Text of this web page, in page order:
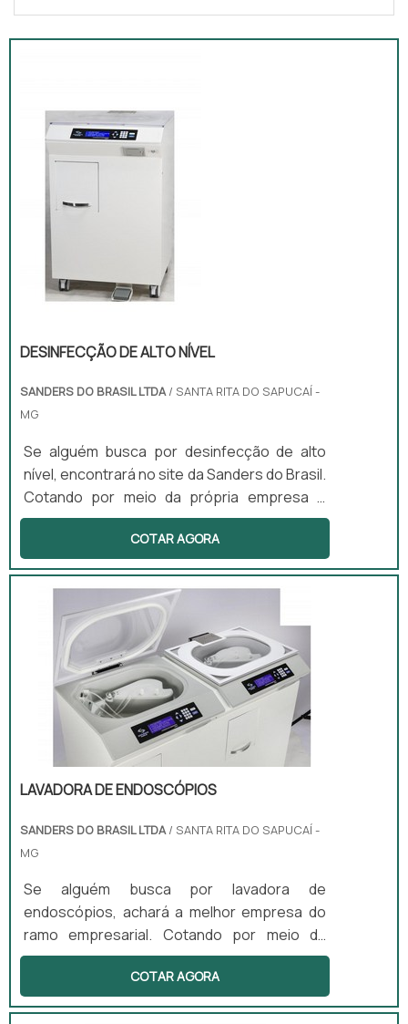
DESINFECÇÃO DE ALTO NÍVEL
SANDERS DO BRASIL LTDA/ SANTA RITA DO SAPUCAÍ -
MG
Se alguém busca por desinfecção de alto
nível, encontrará no site da Sanders do Brasil.
Cotando por meio da própria empresa e
descobrindo a melhor referência em
qualidade.Quando o interesse é por
desinfecção de alto nível, na Sanders do
Brasil irá encontrar excelente custo-
benefício com produtos desenvolvidos para
servir mais e melhor.ALGUNS DETALHES
SOBRE DESINFECÇÃO DE ALTO NÍVELHá
muitas maneiras eficientes de demonstrar
competência ...
COTAR AGORA
LAVADORA DE ENDOSCÓPIOS
SANDERS DO BRASIL LTDA/ SANTA RITA DO SAPUCAÍ -
MG
Se alguém busca por lavadora de
endoscópios, achará a melhor empresa do
ramo empresarial. Cotando por meio da
própria empresa e descobrindo a melhor
referência em qualidade.DIFERENCIAIS
IMPORTANTES DE LAVADORA DE
COTAR AGORA